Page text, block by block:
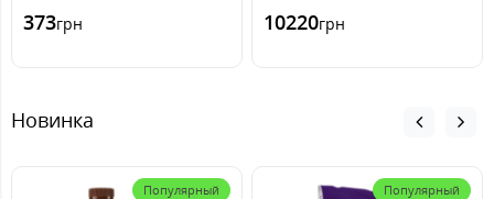
373грн 10220грн
Новинка
Популярный Популярный